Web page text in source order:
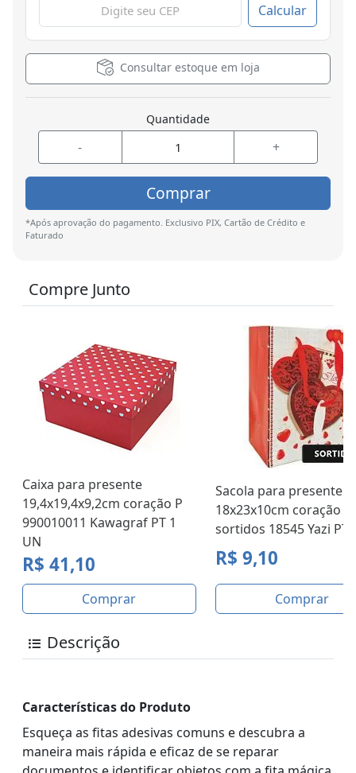
Calcular
Consultar estoque em loja
Quantidade
- +
Comprar
*Após aprovação do pagamento. Exclusivo PIX, Cartão de Crédito e
Faturado
Compre Junto
Caixa para presente
19,4x19,4x9,2cm coração P
990010011 Kawagraf PT 1
UN
R$ 41,10
Comprar
Sacola para presente
18x23x10cm coração
sortidos 18545 Yazi PT
R$ 9,10
Comprar
Descrição
Características do Produto
Esqueça as fitas adesivas comuns e descubra a
maneira mais rápida e eficaz de se reparar